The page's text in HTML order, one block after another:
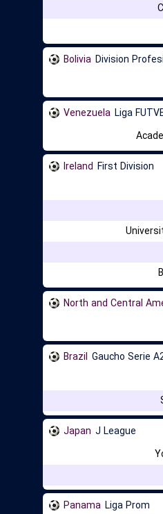
Bolivia Division
Venezuela Liga
Ireland First Division
North and Central
Brazil Gaucho Serie
Japan J League
Panama Liga Prom